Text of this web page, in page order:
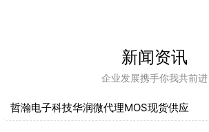
新闻资讯
企业发展携手你我共前进
哲瀚电子科技华润微代理MOS现货供应